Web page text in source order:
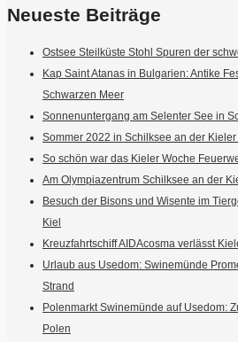
Neueste Beiträge
Ostsee Steilküste Stohl Spuren der
Kap Saint Atanas in Bulgarien: Antike
Schwarzen Meer
Sonnenuntergang am Selenter See in
Sommer 2022 in Schilksee an der Kieler
So schön war das Kieler Woche
Am Olympiazentrum Schilksee an der
Besuch der Bisons und Wisente im
Kiel
Kreuzfahrtschiff AIDAcosma verlässt
Urlaub aus Usedom: Swinemünde
Strand
Polenmarkt Swinemünde auf Usedom:
Polen